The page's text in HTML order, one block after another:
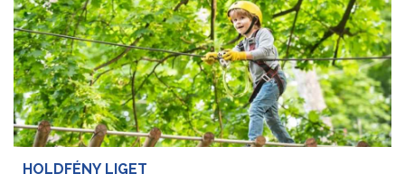
HOLDFÉNY LIGET